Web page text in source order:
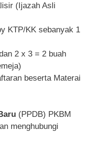
(Ijazah Asli
KTP/KK sebanyak 1
2 x 3 = 2 buah
beserta Materai
(PPDB) PKBM
menghubungi